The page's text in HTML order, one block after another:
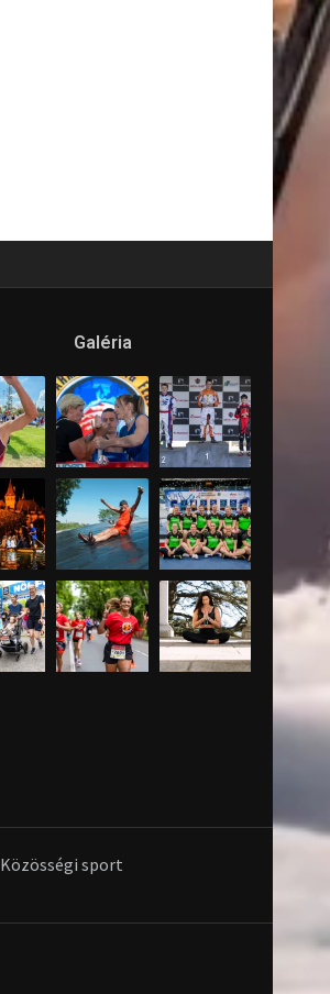
Galéria
Közösségi sport